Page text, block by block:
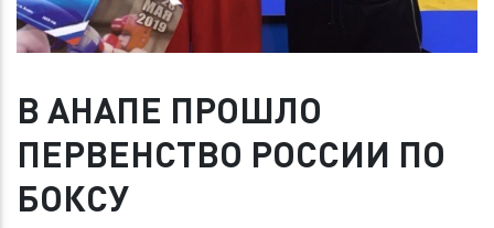
В АНАПЕ ПРОШЛО
ПЕРВЕНСТВО РОССИИ ПО
БОКСУ